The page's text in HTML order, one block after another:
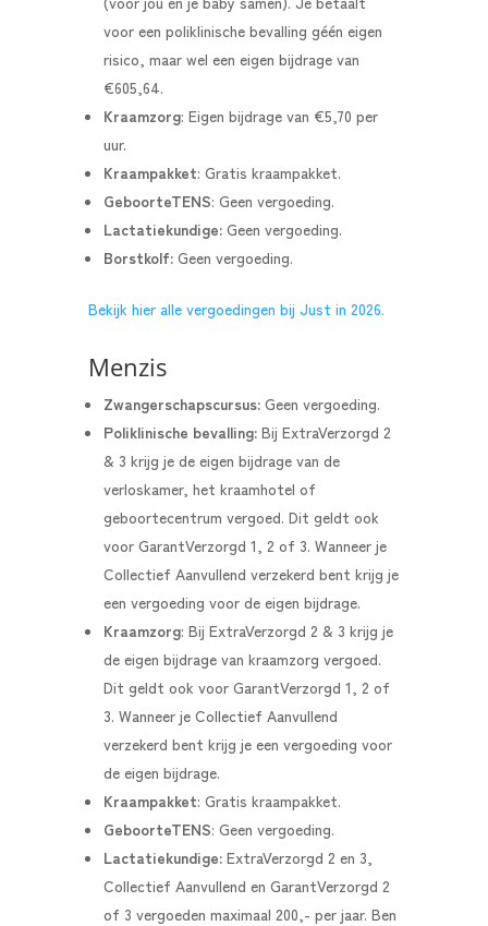
voor een poliklinische bevalling géén eigen
risico, maar wel een eigen bijdrage van
€605,64.
Kraamzorg: Eigen bijdrage van €5,70 per
uur.
Kraampakket: Gratis kraampakket.
GeboorteTENS: Geen vergoeding.
Lactatiekundige:Geen vergoeding.
Borstkolf:Geen vergoeding.
Bekijk hier alle vergoedingen bij Just in 2026.
Menzis
Zwangerschapscursus:Geen vergoeding.
Poliklinische bevalling:Bij ExtraVerzorgd 2
& 3 krijg je de eigen bijdrage van de
verloskamer, het kraamhotel of
geboortecentrum vergoed. Dit geldt ook
voor GarantVerzorgd 1, 2 of 3. Wanneer je
Collectief Aanvullend verzekerd bent krijg je
een vergoeding voor de eigen bijdrage.
Kraamzorg: Bij ExtraVerzorgd 2 & 3 krijg je
de eigen bijdrage van kraamzorg vergoed.
Dit geldt ook voor GarantVerzorgd 1, 2 of
3. Wanneer je Collectief Aanvullend
verzekerd bent krijg je een vergoeding voor
de eigen bijdrage.
Kraampakket: Gratis kraampakket.
GeboorteTENS: Geen vergoeding.
Lactatiekundige:ExtraVerzorgd 2 en 3,
Collectief Aanvullend en GarantVerzorgd 2
of 3 vergoeden maximaal 200,- per jaar. Ben